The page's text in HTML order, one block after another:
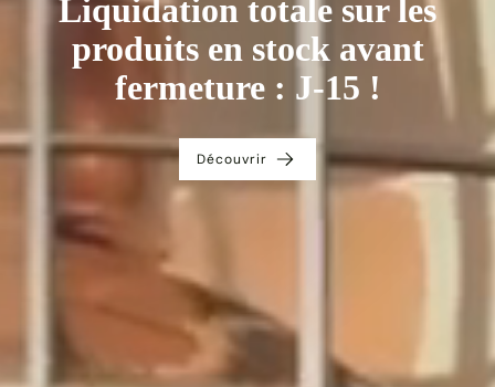
Liquidation totale sur les
produits en stock avant
fermeture : J-15 !
Découvrir